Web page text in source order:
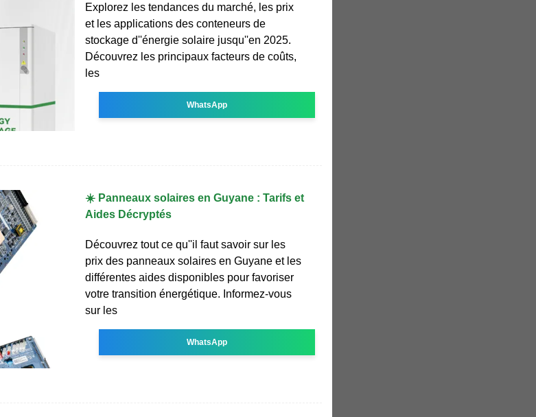
Explorez les tendances du marché, les prix
et les applications des conteneurs de
stockage d''énergie solaire jusqu''en 2025.
Découvrez les principaux facteurs de coûts,
les
WhatsApp
☀️ Panneaux solaires en Guyane : Tarifs et
Aides Décryptés
Découvrez tout ce qu''il faut savoir sur les
prix des panneaux solaires en Guyane et les
différentes aides disponibles pour favoriser
votre transition énergétique. Informez-vous
sur les
WhatsApp